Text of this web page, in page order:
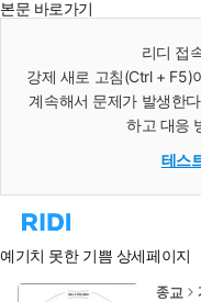
본문 바로가기
리디 접
강제 새로 고침(Ctrl + F5)
계속해서 문제가 발생한
하고 대응
테스
리
홈
로
예기치 못한 기쁨 상세페이지
종교